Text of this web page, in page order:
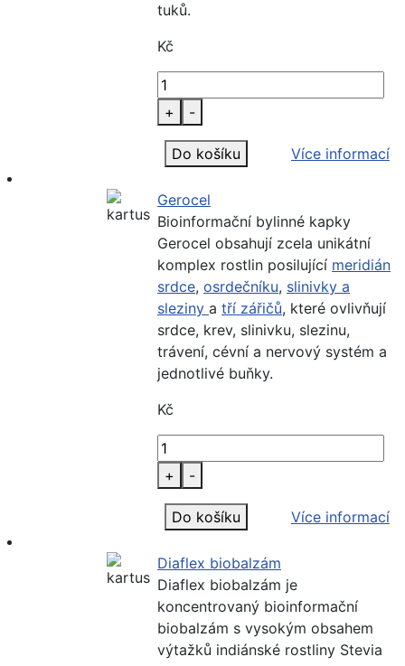
tuků.
Kč
+ -
Do košíku Více informací
Gerocel
Bioinformační bylinné kapky
Gerocel obsahují zcela unikátní
komplex rostlin posilující meridián
srdce, osrdečníku, slinivky a
sleziny a tří zářičů, které ovlivňují
srdce, krev, slinivku, slezinu,
trávení, cévní a nervový systém a
jednotlivé buňky.
Kč
+ -
Do košíku Více informací
Diaflex biobalzám
Diaflex biobalzám je
koncentrovaný bioinformační
biobalzám s vysokým obsahem
výtažků indiánské rostliny Stevia